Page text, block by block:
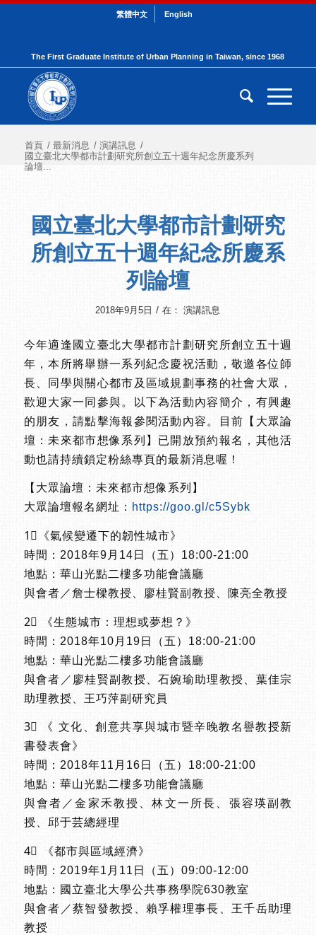
繁體中文 English
The First Graduate Institute of Urban Planning in Taiwan, since 1968
首頁 / 最新消息 / 演講訊息 /
國立臺北大學都市計劃研究所創立五十週年紀念所慶系列
論壇...
國立臺北大學都市計劃研究
所創立五十週年紀念所慶系
列論壇
2018年9月5日 / 在：演講訊息
今年適逢國立臺北大學都市計劃研究所創立五十週
年，本所將舉辦一系列紀念慶祝活動，敬邀各位師
長、同學與關心都市及區域規劃事務的社會大眾，
歡迎大家一同參與。以下為活動內容簡介，有興趣
的朋友，請點擊海報參閱活動內容。目前【大眾論
壇：未來都市想像系列】已開放預約報名，其他活
動也請持續鎖定粉絲專頁的最新消息喔！
【大眾論壇：未來都市想像系列】
大眾論壇報名網址： https://goo.gl/c5Sybk
1⃣《氣候變遷下的韌性城市》
時間：2018年9月14日（五）18:00-21:00
地點：華山光點二樓多功能會議廳
與會者／詹士樑教授、廖桂賢副教授、陳亮全教授
2⃣ 《生態城市：理想或夢想？》
時間：2018年10月19日（五）18:00-21:00
地點：華山光點二樓多功能會議廳
與會者／廖桂賢副教授、石婉瑜助理教授、葉佳宗
助理教授、王巧萍副研究員
3⃣ 《 文化、創意共享與城市暨辛晚教名譽教授新
書發表會》
時間：2018年11月16日（五）18:00-21:00
地點：華山光點二樓多功能會議廳
與會者／金家禾教授、林文一所長、張容瑛副教
授、邱于芸總經理
4⃣ 《都市與區域經濟》
時間：2019年1月11日（五）09:00-12:00
地點：國立臺北大學公共事務學院630教室
與會者／蔡智發教授、賴孚權理事長、王千岳助理
教授